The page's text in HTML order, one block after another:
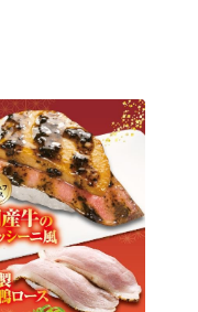
勢揃い✨